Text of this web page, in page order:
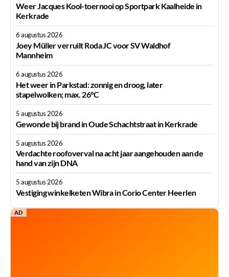
Weer Jacques Kool-toernooi op Sportpark Kaalheide in
Kerkrade
6 augustus 2026
Joey Müller verruilt Roda JC voor SV Waldhof
Mannheim
6 augustus 2026
Het weer in Parkstad: zonnig en droog, later
stapelwolken; max. 26°C
5 augustus 2026
Gewonde bij brand in Oude Schachtstraat in Kerkrade
5 augustus 2026
Verdachte roofoverval na acht jaar aangehouden aan de
hand van zijn DNA
5 augustus 2026
Vestiging winkelketen Wibra in Corio Center Heerlen
AD